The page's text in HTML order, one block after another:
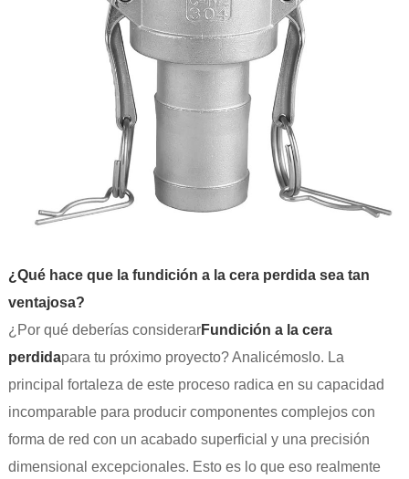
¿Qué hace que la fundición a la cera perdida sea tan
ventajosa?
¿Por qué deberías considerarFundición a la cera
perdidapara tu próximo proyecto? Analicémoslo. La
principal fortaleza de este proceso radica en su capacidad
incomparable para producir componentes complejos con
forma de red con un acabado superficial y una precisión
dimensional excepcionales. Esto es lo que eso realmente